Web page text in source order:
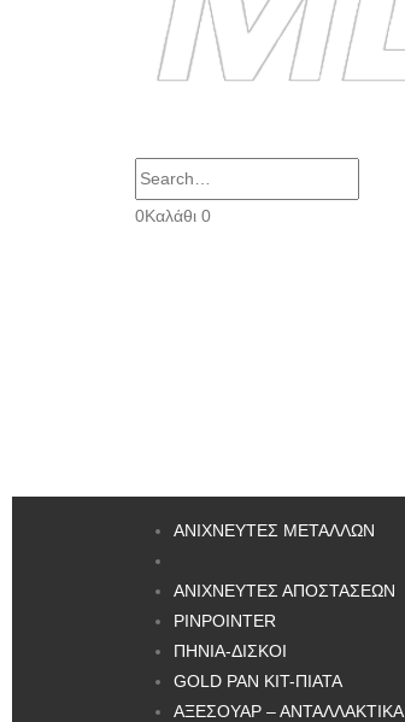
0Καλάθι 0
ΑΝΙΧΝΕΥΤΕΣ ΜΕΤΑΛΛΩΝ
ΑΝΙΧΝΕΥΤΕΣ ΑΠΟΣΤΑΣΕΩΝ
PINPOINTER
ΠΗΝΙΑ-ΔΙΣΚΟΙ
GOLD PAN KIT-ΠΙΑΤΑ
ΑΞΕΣΟΥΑΡ – ΑΝΤΑΛΛΑΚΤΙΚΑ